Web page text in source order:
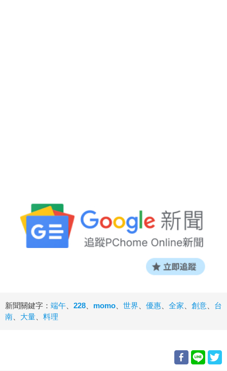
新聞關鍵字： 端午 228 momo 世界 優惠 全家 創意
台
南
大量 料理